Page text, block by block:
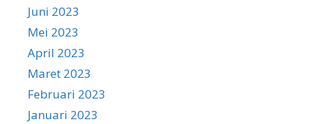
Juni 2023
Mei 2023
April 2023
Maret 2023
Februari 2023
Januari 2023